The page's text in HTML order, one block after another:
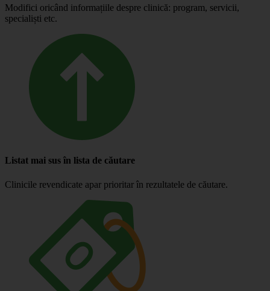
Modifici oricând informațiile despre clinică: program, servicii,
specialiști etc.
Listat mai sus în lista de căutare
Clinicile revendicate apar prioritar în rezultatele de căutare.